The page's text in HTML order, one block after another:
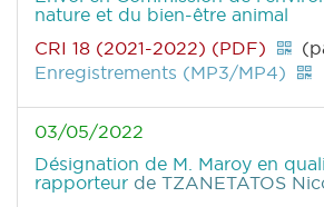
nature et du bien-être animal
CRI 18 (2021-2022) (PDF)
Enregistrements (MP3/MP4)
03/05/2022
Désignation de M. Maroy en
rapporteur de TZANETATOS